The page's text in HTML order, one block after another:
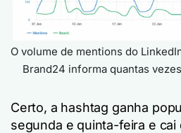
O volume de mentions do
Brand24 informa quantas
Certo, a hashtag ganha
segunda e quinta-feira e